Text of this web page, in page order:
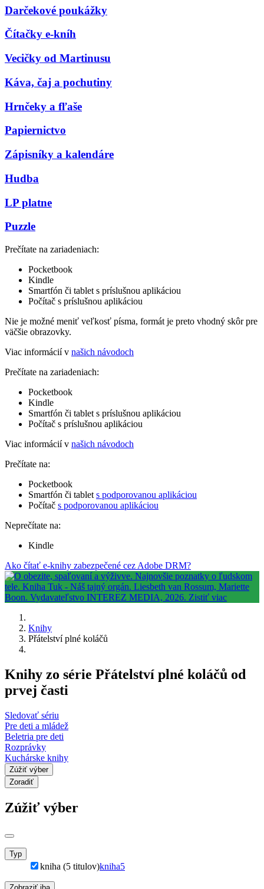
Darčekové poukážky
Čítačky e-kníh
Vecičky od Martinusu
Káva, čaj a pochutiny
Hrnčeky a fľaše
Papiernictvo
Zápisníky a kalendáre
Hudba
LP platne
Puzzle
Prečítate na zariadeniach:
Pocketbook
Kindle
Smartfón či tablet s príslušnou aplikáciou
Počítač s príslušnou aplikáciou
Nie je možné meniť veľkosť písma, formát je preto vhodný skôr pre
väčšie obrazovky.
Viac informácií v našich návodoch
Prečítate na zariadeniach:
Pocketbook
Kindle
Smartfón či tablet s príslušnou aplikáciou
Počítač s príslušnou aplikáciou
Viac informácií v našich návodoch
Prečítate na:
Pocketbook
Smartfón či tablet s podporovanou aplikáciou
Počítač s podporovanou aplikáciou
Neprečítate na:
Kindle
Ako čítať e-knihy zabezpečené cez Adobe DRM?
Knihy
Přátelství plné koláčů
Knihy zo série Přátelství plné koláčů od
prvej časti
Sledovať sériu
Pre deti a mládež
Beletria pre deti
Rozprávky
Kuchárske knihy
Zúžiť výber
Zoradiť
Zúžiť výber
Typ
kniha (5 titulov)kniha5